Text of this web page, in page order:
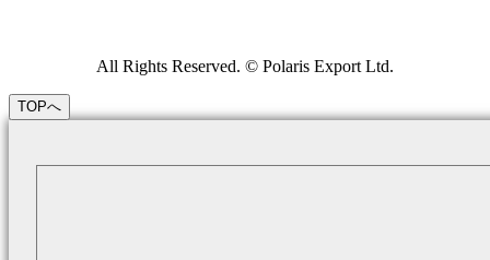
All Rights Reserved. © Polaris Export Ltd.
TOPへ